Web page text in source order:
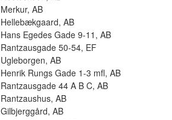
Merkur, AB
Hellebækgaard, AB
Hans Egedes Gade 9-11, AB
Rantzausgade 50-54, EF
Ugleborgen, AB
Henrik Rungs Gade 1-3 mfl, AB
Rantzausgade 44 A B C, AB
Rantzaushus, AB
Gilbjerggård, AB